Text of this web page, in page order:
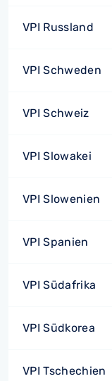
VPI Russland
VPI Schweden
VPI Schweiz
VPI Slowakei
VPI Slowenien
VPI Spanien
VPI Südafrika
VPI Südkorea
VPI Tschechien